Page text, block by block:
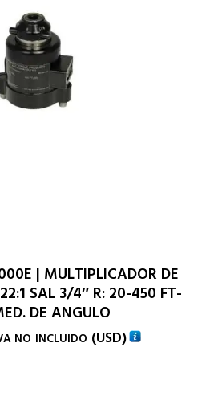
| MULTIPLICADOR DE
SAL 3/4″ R: 20-450 FT-
DE ANGULO
NO INCLUIDO (USD)